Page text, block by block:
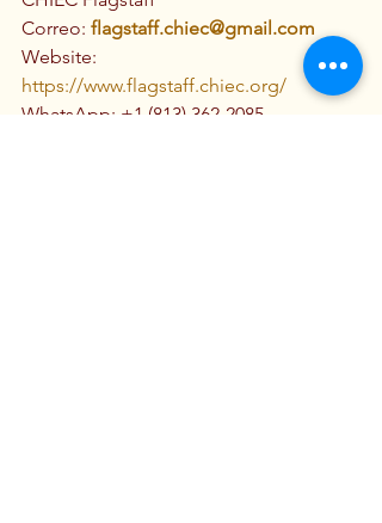
Correo: flagstaff.chiec@gmail.com
Website:
https://www.flagstaff.chiec.org/
WhatsApp: +1 (813) 362-2085